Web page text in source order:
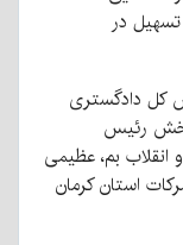
در
کل دادگستری
رئیس
انقلاب بم، عظیمی
استان کرمان